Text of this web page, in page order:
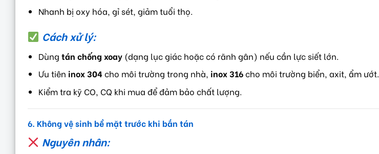
Nhanh bị oxy hóa, gỉ sét, giảm tuổi thọ.
Cách xử lý:
Dùng tán chống xoay(dạng lục giác hoặc có rãnh gân) nếu cần lực siết lớn.
Ưu tiên inox 304cho môi trường trong nhà, inox 316cho môi trường biển, axit, ẩm ướt.
Kiểm tra kỹ CO, CQ khi mua để đảm bảo chất lượng.
6. Không vệ sinh bề mặt trước khi bắn tán
Nguyên nhân: